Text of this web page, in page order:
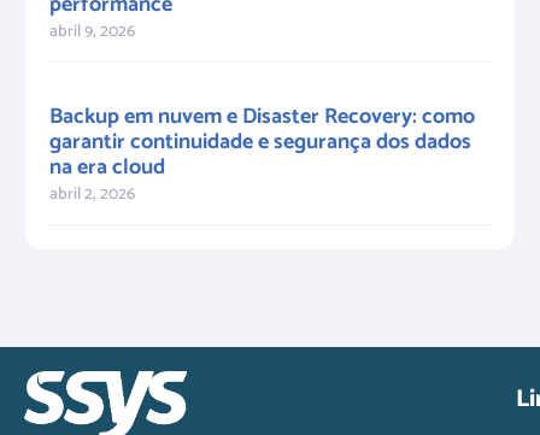
abril 9, 2026
Backup em nuvem e Disaster Recovery: como
garantir continuidade e segurança dos dados
na era cloud
abril 2, 2026